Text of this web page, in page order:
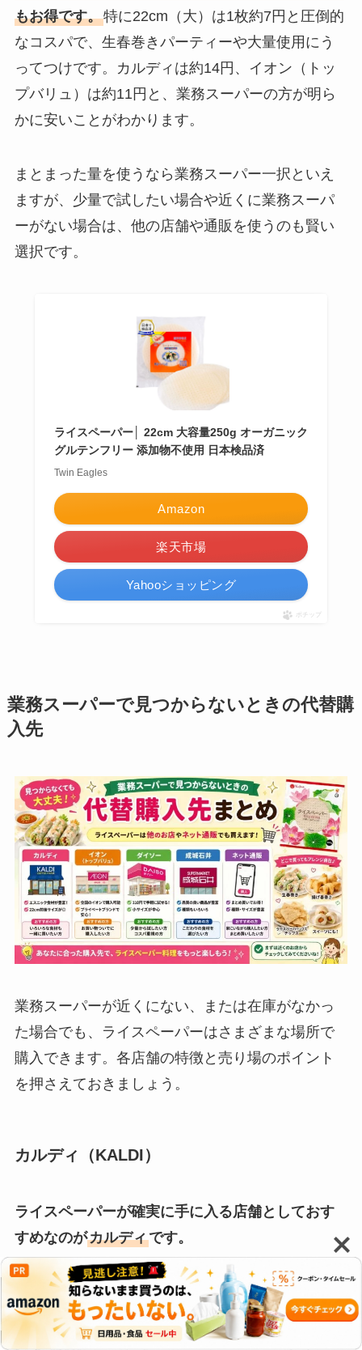
もお得です。特に22cm（大）は1枚約7円と圧倒的
なコスパで、生春巻きパーティーや大量使用にう
ってつけです。カルディは約14円、イオン（トッ
プバリュ）は約11円と、業務スーパーの方が明ら
かに安いことがわかります。
まとまった量を使うなら業務スーパー一択といえ
ますが、少量で試したい場合や近くに業務スーパ
ーがない場合は、他の店舗や通販を使うのも賢い
選択です。
ライスペーパー│ 22cm 大容量250g オーガニック
グルテンフリー 添加物不使用 日本検品済
Twin Eagles
Amazon
楽天市場
Yahooショッピング
ポチップ
業務スーパーで見つからないときの代替購
入先
業務スーパーが近くにない、または在庫がなかっ
た場合でも、ライスペーパーはさまざまな場所で
購入できます。各店舗の特徴と売り場のポイント
を押さえておきましょう。
カルディ（KALDI）
ライスペーパーが確実に手に入る店舗としておす
すめなのがカルディです。
輸入食品・エスニック食材を専門に扱うお店なの
で、ライスペーパーの取扱いが安定しています。
価格は340円前後で業務スーパーよりやや高めです